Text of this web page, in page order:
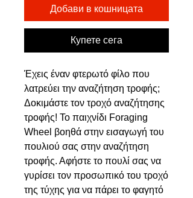
Добави в кошницата
Купете сега
Έχεις έναν φτερωτό φίλο που
λατρεύει την αναζήτηση τροφής;
Δοκιμάστε τον τροχό αναζήτησης
τροφής! Το παιχνίδι Foraging
Wheel βοηθά στην εισαγωγή του
πουλιού σας στην αναζήτηση
τροφής. Αφήστε το πουλί σας να
γυρίσει τον προσωπικό του τροχό
της τύχης για να πάρει το φαγητό